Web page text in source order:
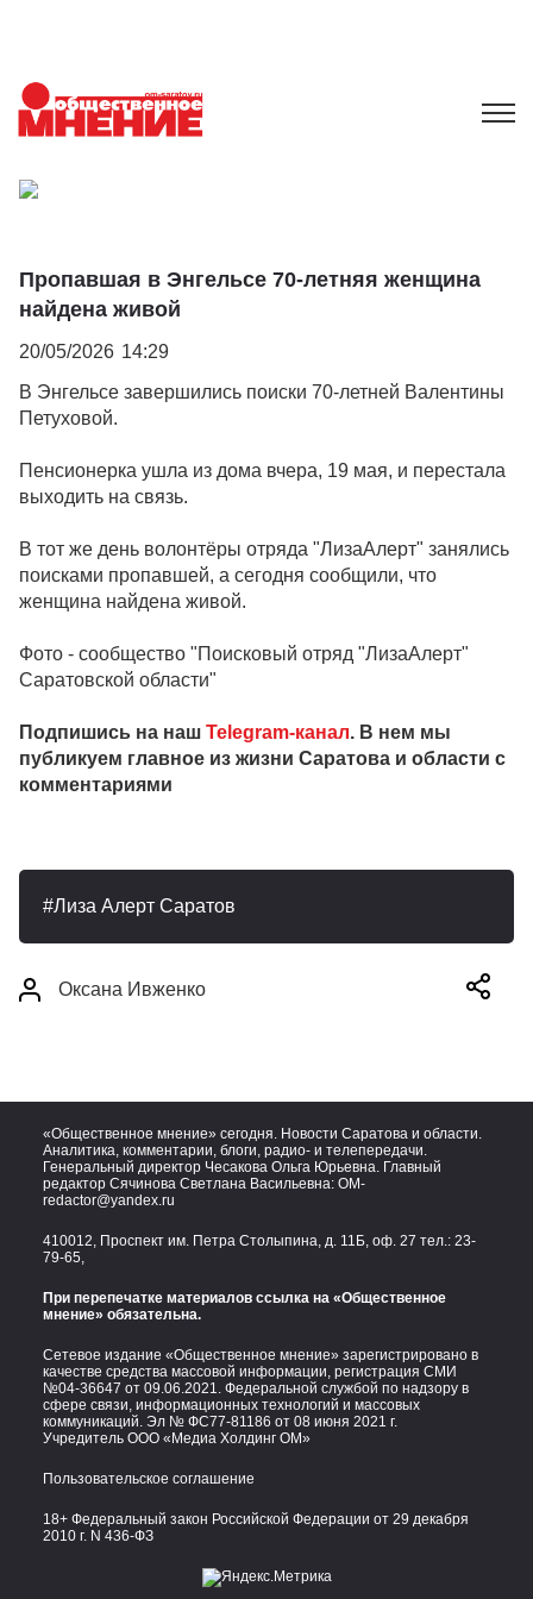
Пропавшая в Энгельсе 70-летняя женщина
найдена живой
20/05/2026 14:29
В Энгельсе завершились поиски 70-летней Валентины
Петуховой.
Пенсионерка ушла из дома вчера, 19 мая, и перестала
выходить на связь.
В тот же день волонтёры отряда "ЛизаАлерт" занялись
поисками пропавшей, а сегодня сообщили, что
женщина найдена живой.
Фото - сообщество "Поисковый отряд "ЛизаАлерт"
Саратовской области"
Подпишись на наш Telegram-канал. В нем мы
публикуем главное из жизни Саратова и области с
комментариями
Лиза Алерт Саратов
Оксана Ивженко
«Общественное мнение» сегодня. Новости Саратова и области.
Аналитика, комментарии, блоги, радио- и телепередачи.
Генеральный директор Чесакова Ольга Юрьевна. Главный
редактор Сячинова Светлана Васильевна: OM-
redactor@yandex.ru
410012, Проспект им. Петра Столыпина, д. 11Б, оф. 27 тел.: 23-
79-65,
При перепечатке материалов ссылка на «Общественное
мнение» обязательна.
Сетевое издание «Общественное мнение» зарегистрировано в
качестве средства массовой информации, регистрация СМИ
№04-36647 от 09.06.2021. Федеральной службой по надзору в
сфере связи, информационных технологий и массовых
коммуникаций. Эл № ФС77-81186 от 08 июня 2021 г.
Учредитель ООО «Медиа Холдинг ОМ»
Пользовательское соглашение
18+ Федеральный закон Российской Федерации от 29 декабря
2010 г. N 436-ФЗ